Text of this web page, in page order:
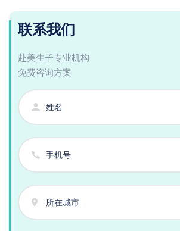
联系我们
赴美生子专业机构
免费咨询方案